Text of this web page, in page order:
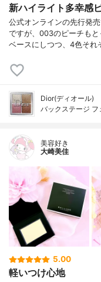
新ハイライト多幸感
公式オンラインの先行発
ですが、003のピーチも
ベースにしつつ、4色それ
Dior(ディオール)
バックステージ フ
美容好き
大崎美佳
5.00
軽いつけ心地